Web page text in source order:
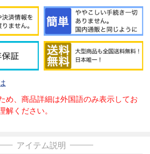
め、商品詳細は外国語のみ表示してお
解ください。
アイテム説明